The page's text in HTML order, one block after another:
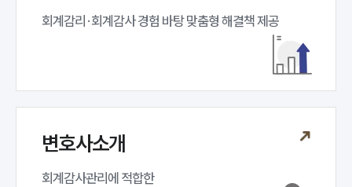
대륜법률상담예약
회계감리·회계감사 경험 바탕 맞춤형 해결책 제공
변호사소개
회계감사관리에 적합한